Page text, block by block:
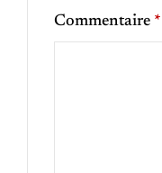
Commentaire *